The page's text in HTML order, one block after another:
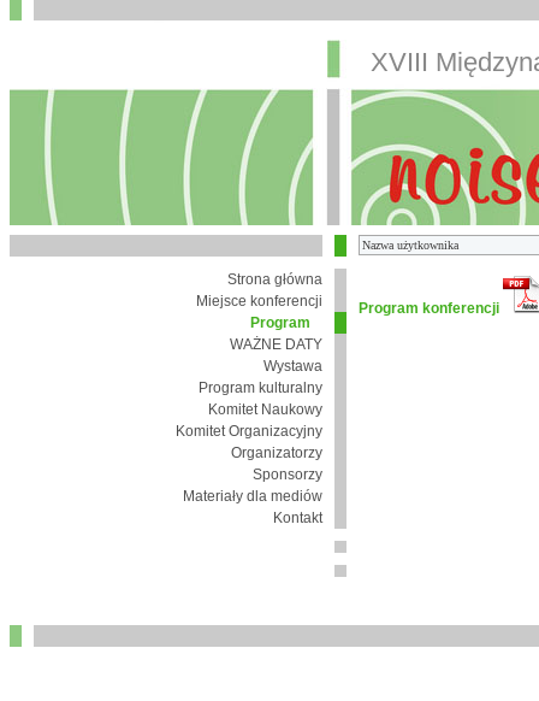
XVIII
Strona główna
Miejsce konferencji
Program
WAŻNE DATY
Wystawa
Program kulturalny
Komitet Naukowy
Komitet Organizacyjny
Organizatorzy
Sponsorzy
Materiały dla mediów
Kontakt
Program konferencji